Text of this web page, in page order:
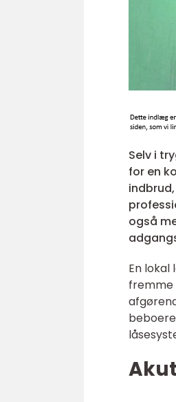
Selv i
for en
også
En
fremme